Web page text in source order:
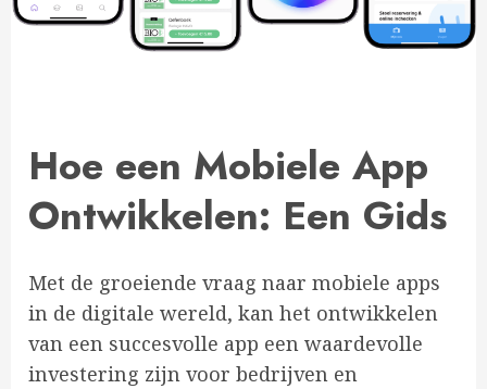
Hoe een Mobiele App
Ontwikkelen: Een Gids
Met de groeiende vraag naar mobiele apps
in de digitale wereld, kan het ontwikkelen
van een succesvolle app een waardevolle
investering zijn voor bedrijven en